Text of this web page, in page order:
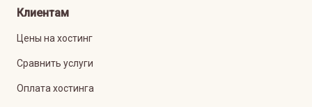
Клиентам
Цены на хостинг
Сравнить услуги
Оплата хостинга